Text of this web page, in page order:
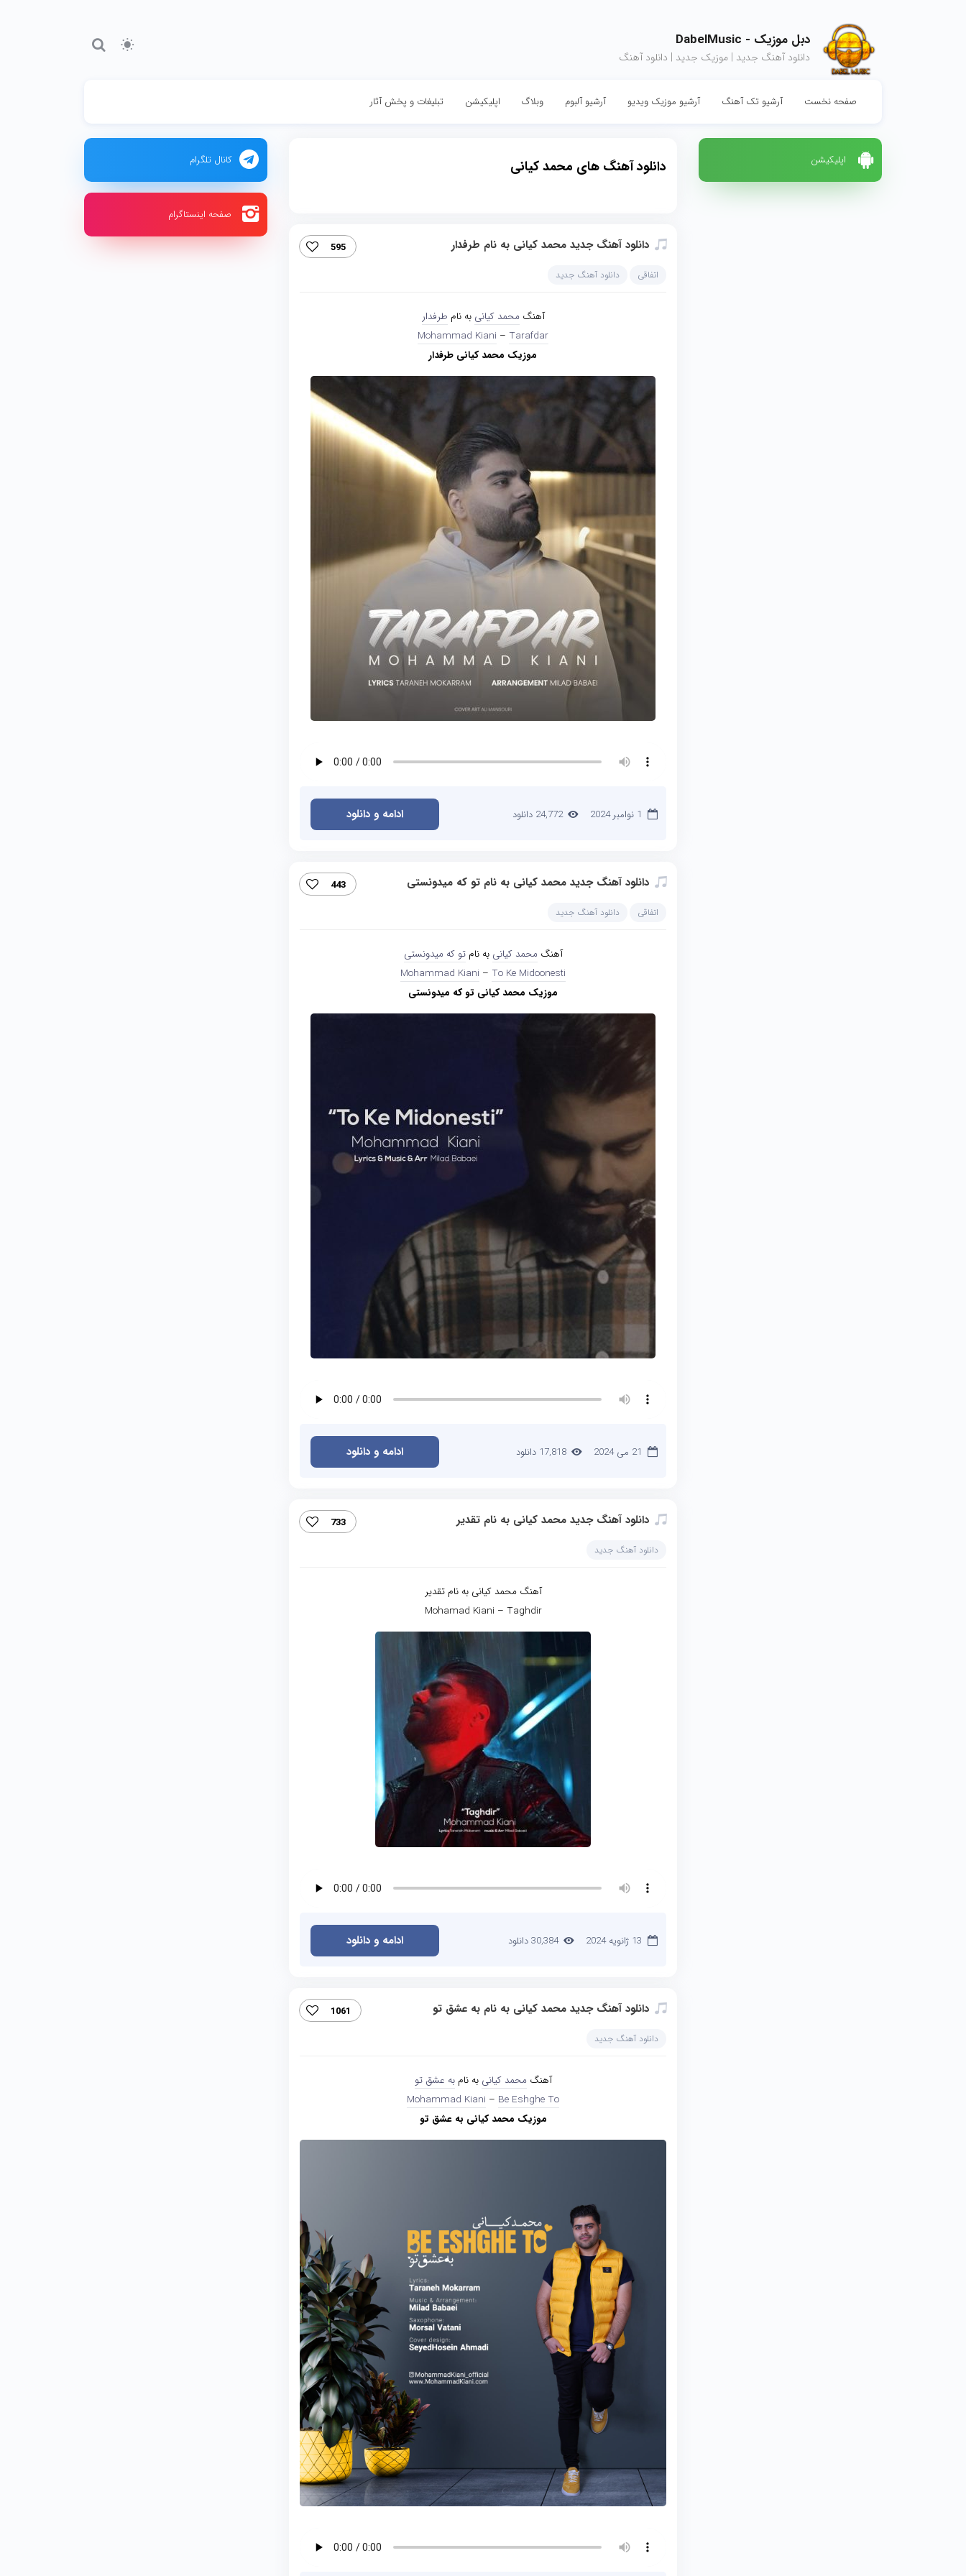
دبل موزیک - DabelMusic
دانلود آهنگ جدید | موزیک جدید | دانلود آهنگ
صفحه نخست آرشیو تک آهنگ آرشیو موزیک ویدیو آرشیو آلبوم وبلاگ اپلیکیشن تبلیغات و پخش آثار
اپلیکیشن دانلود آهنگ های محمد کیانی
دانلود آهنگ جدید محمد کیانی به نام طرفدار 595
اتفاقی دانلود آهنگ جدید
آهنگ محمد کیانی به نام طرفدار
Mohammad Kiani – Tarafdar
موزیک محمد کیانی طرفدار
1 نوامبر 2024 24,772 دانلود ادامه و دانلود
دانلود آهنگ جدید محمد کیانی به نام تو که میدونستی 443
اتفاقی دانلود آهنگ جدید
آهنگ محمد کیانی به نامتو که میدونستی
Mohammad Kiani – To Ke Midoonesti
موزیک محمد کیانی تو که میدونستی
21 می 2024 17,818 دانلود ادامه و دانلود
دانلود آهنگ جدید محمد کیانی به نام تقدیر 733
دانلود آهنگ جدید
آهنگ محمد کیانی به نام تقدیر
Mohamad Kiani – Taghdir
13 ژانویه 2024 30,384 دانلود ادامه و دانلود
دانلود آهنگ جدید محمد کیانی به نام به عشق تو 1061
دانلود آهنگ جدید
آهنگ محمد کیانی به نامبه عشق تو
Mohammad Kiani – Be Eshghe To
موزیک محمد کیانی به عشق تو
کانال تلگرام
صفحه اینستاگرام